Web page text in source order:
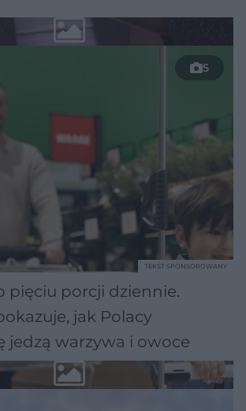
5
pięciu porcji dziennie.
jak Polacy
jedzą warzywa i owoce
TEKST SPONSOROWANY